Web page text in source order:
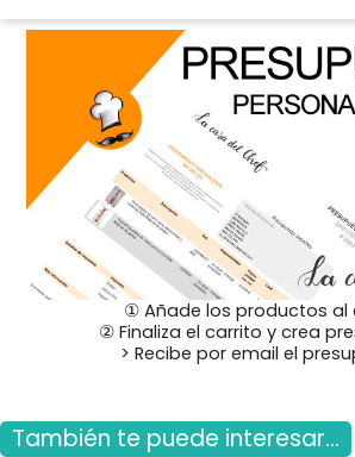
① Añade los productos al
② Finaliza el carrito y crea
> Recibe por email el
También te puede interesar...